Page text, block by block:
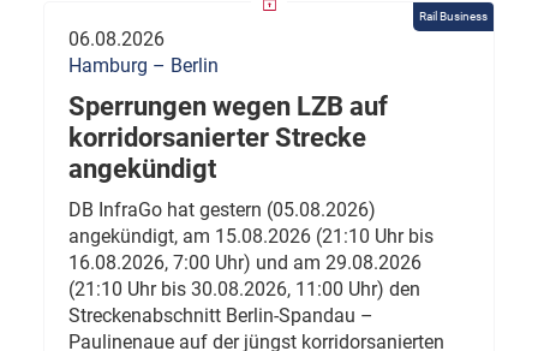
Rail Business
06.08.2026
Hamburg – Berlin
Sperrungen wegen LZB auf
korridorsanierter Strecke
angekündigt
DB InfraGo hat gestern (05.08.2026)
angekündigt, am 15.08.2026 (21:10 Uhr bis
16.08.2026, 7:00 Uhr) und am 29.08.2026
(21:10 Uhr bis 30.08.2026, 11:00 Uhr) den
Streckenabschnitt Berlin-Spandau –
Paulinenaue auf der jüngst korridorsanierten